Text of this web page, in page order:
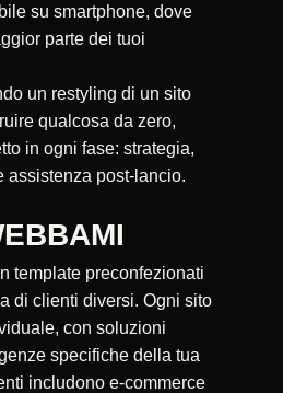
su smartphone, dove
parte dei tuoi
un restyling di un sito
qualcosa da zero,
in ogni fase: strategia,
assistenza post-lancio.
template preconfezionati
di clienti diversi. Ogni sito
con soluzioni
specifiche della tua
includono e-commerce